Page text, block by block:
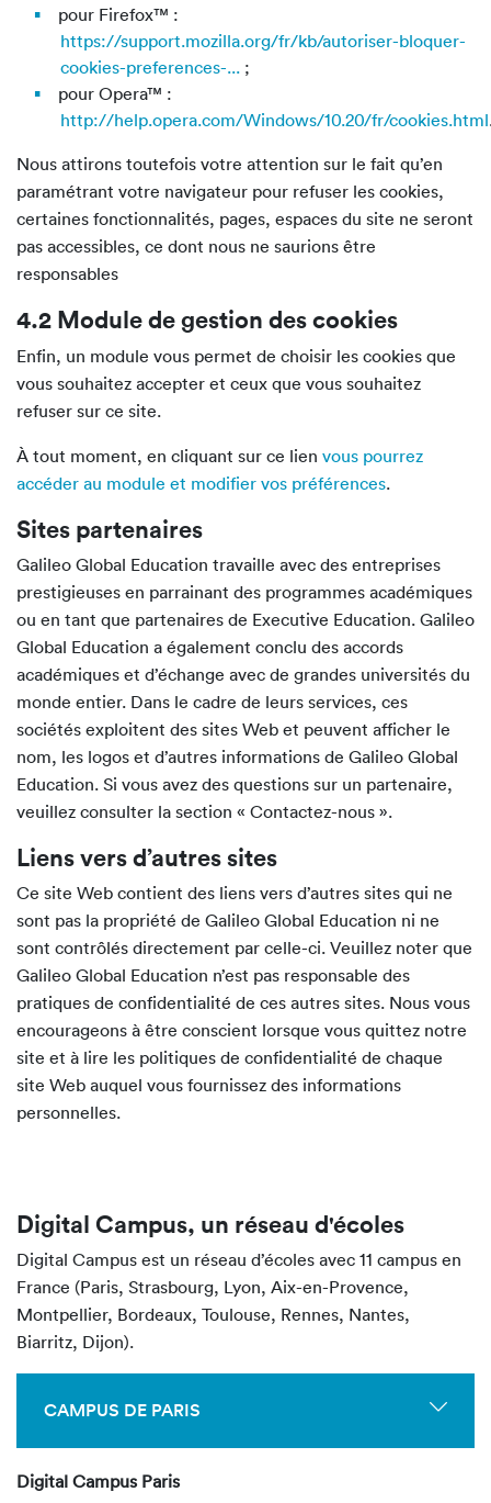
pour Firefox™ :
https://support.mozilla.org/fr/kb/autoriser-bloquer-
cookies-preferences-... ;
pour Opera™ :
http://help.opera.com/Windows/10.20/fr/cookies.html
Nous attirons toutefois votre attention sur le fait qu’en
paramétrant votre navigateur pour refuser les cookies,
certaines fonctionnalités, pages, espaces du site ne seront
pas accessibles, ce dont nous ne saurions être
responsables
4.2 Module de gestion des cookies
Enfin, un module vous permet de choisir les cookies que
vous souhaitez accepter et ceux que vous souhaitez
refuser sur ce site.
À tout moment, en cliquant sur ce lien vous pourrez
accéder au module et modifier vos préférences.
Sites partenaires
Galileo Global Education travaille avec des entreprises
prestigieuses en parrainant des programmes académiques
ou en tant que partenaires de Executive Education. Galileo
Global Education a également conclu des accords
académiques et d’échange avec de grandes universités du
monde entier. Dans le cadre de leurs services, ces
sociétés exploitent des sites Web et peuvent afficher le
nom, les logos et d’autres informations de Galileo Global
Education. Si vous avez des questions sur un partenaire,
veuillez consulter la section « Contactez-nous ».
Liens vers d’autres sites
Ce site Web contient des liens vers d’autres sites qui ne
sont pas la propriété de Galileo Global Education ni ne
sont contrôlés directement par celle-ci. Veuillez noter que
Galileo Global Education n’est pas responsable des
pratiques de confidentialité de ces autres sites. Nous vous
encourageons à être conscient lorsque vous quittez notre
site et à lire les politiques de confidentialité de chaque
site Web auquel vous fournissez des informations
personnelles.
Digital Campus, un réseau d'écoles
Digital Campus est un réseau d’écoles avec 11 campus en
France (Paris, Strasbourg, Lyon, Aix-en-Provence,
Montpellier, Bordeaux, Toulouse, Rennes, Nantes,
Biarritz, Dijon).
CAMPUS DE PARIS
Digital Campus Paris